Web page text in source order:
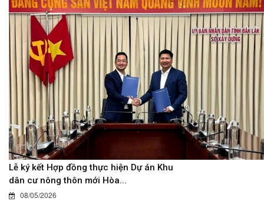
Lễ ký kết Hợp đồng thực hiện Dự án Khu
dân cư nông thôn mới Hòa...
08/05/2026